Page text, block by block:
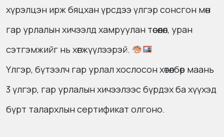
хүрэлцэн ирж бяцхан үрсдээ үлгэр сонсгон мөн
гар урлалын хичээлд хамруулан төсөөлөл, уран
сэтгэмжийг нь хөгжүүлээрэй.
Үлгэр, бүтээлч гар урлал хослосон хөтөлбөр маань
3 үлгэр, гар урлалын хичээлээс бүрдэх ба хүүхэд
бүрт талархлын сертификат олгоно.